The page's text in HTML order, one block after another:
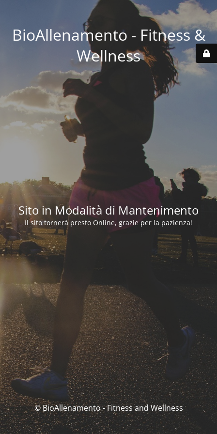
BioAllenamento - Fitness &
Wellness
Sito in Modalità di Mantenimento
Il sito tornerà presto Online, grazie per la pazienza!
© BioAllenamento - Fitness and Wellness